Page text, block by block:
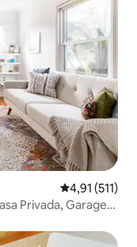
4,91 de uma
4,91 (511)
Privada, Garagem